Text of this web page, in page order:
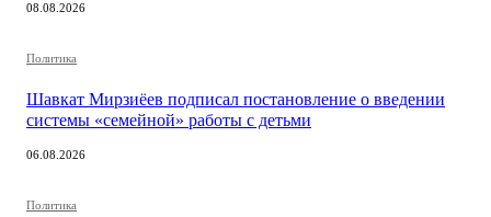
08.08.2026
Политика
Шавкат Мирзиёев подписал постановление о введении
системы «семейной» работы с детьми
06.08.2026
Политика